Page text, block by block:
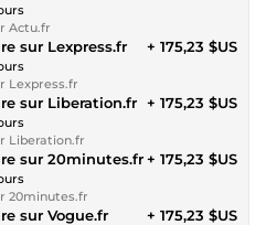
Actu.fr
sur Lexpress.fr
Lexpress.fr
+ 175,23 $US
sur Liberation.fr
Liberation.fr
+ 175,23 $US
sur 20minutes.fr
20minutes.fr
+ 175,23 $US
sur Vogue.fr + 175,23 $US